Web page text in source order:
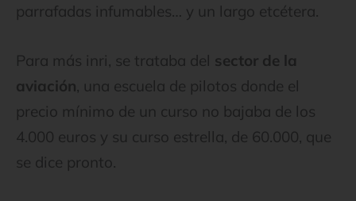
parrafadas infumables… y un largo etcétera.
Para más inri, se trataba del sector de la
aviación, una escuela de pilotos donde el
precio mínimo de un curso no bajaba de los
4.000 euros y su curso estrella, de 60.000, que
se dice pronto.